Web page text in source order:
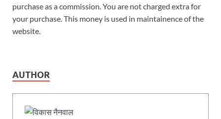
purchase as a commission. You are not charged extra for
your purchase. This money is used in maintainence of the
website.
AUTHOR